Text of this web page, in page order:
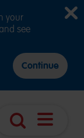
your
see
Continue